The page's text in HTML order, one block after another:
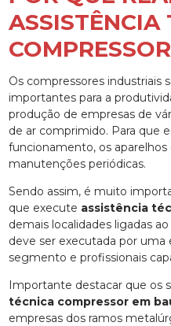
ASSISTÊNCIA
Os compressores industriais
importantes para a
produção de empresas de
de ar comprimido. Para que
funcionamento, os aparelhos
manutenções periódicas.
Sendo assim, é muito
que execute assistência
demais localidades ligadas
deve ser executada por
segmento e profissionais
Importante destacar que os
técnica compressor em
empresas dos ramos